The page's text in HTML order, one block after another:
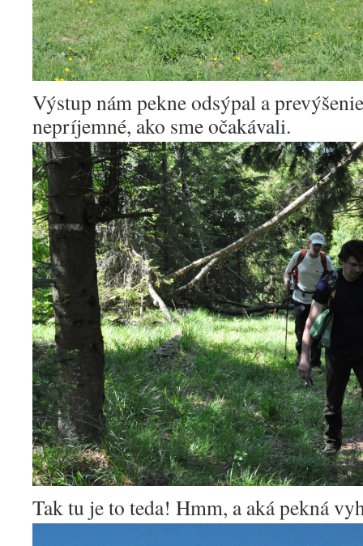
Výstup nám pekne odsýpal a
nepríjemné, ako sme očakávali.
Tak tu je to teda! Hmm, a aká pekná